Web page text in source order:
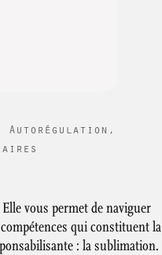
Autorégulation ,
vous permet de naviguer
qui constituent la
: la sublimation.